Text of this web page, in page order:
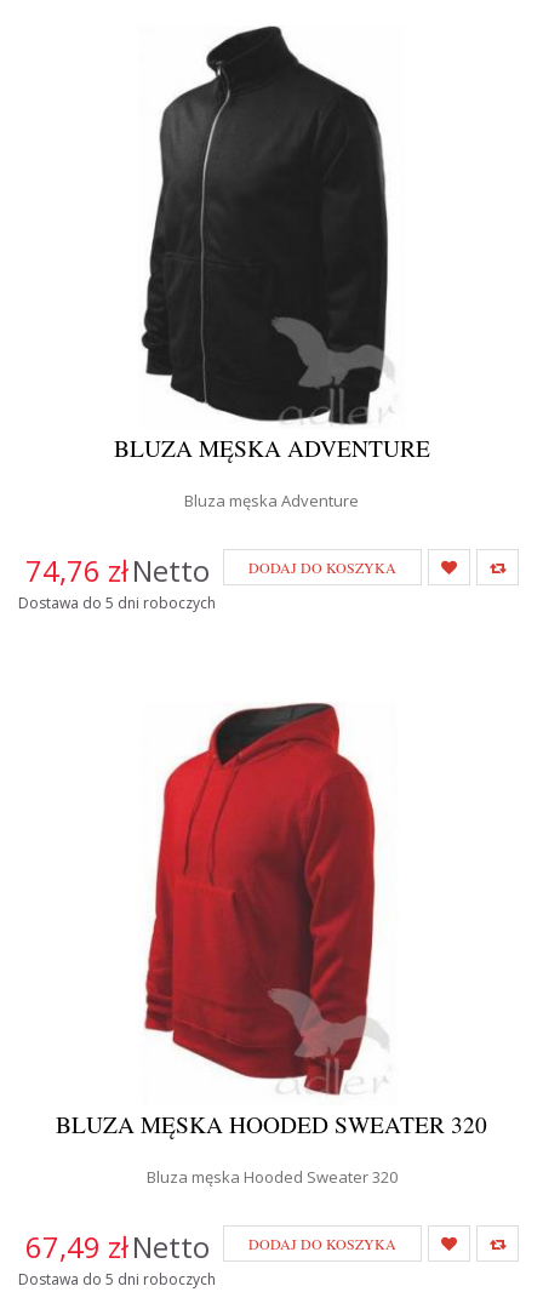
BLUZA MĘSKA ADVENTURE
Bluza męska Adventure
74,76 złNetto
Dostawa do 5 dni roboczych
DODAJ DO KOSZYKA
BLUZA MĘSKA HOODED SWEATER 320
Bluza męska Hooded Sweater 320
67,49 złNetto
Dostawa do 5 dni roboczych
DODAJ DO KOSZYKA